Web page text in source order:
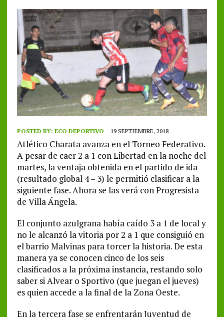
POSTED BY: ECO DEPORTIVO 19 SEPTIEMBRE, 2018
Atlético Charata avanza en el Torneo Federativo.
A pesar de caer 2 a 1 con Libertad en la noche del
martes, la ventaja obtenida en el partido de ida
(resultado global 4 – 3) le permitió clasificar a la
siguiente fase. Ahora se las verá con Progresista
de Villa Ángela.
El conjunto azulgrana había caído 3 a 1 de local y
no le alcanzó la vitoria por 2 a 1 que consiguió en
el barrio Malvinas para torcer la historia. De esta
manera ya se conocen cinco de los seis
clasificados a la próxima instancia, restando solo
saber si Alvear o Sportivo (que juegan el jueves)
es quien accede a la final de la Zona Oeste.
En la tercera fase se enfrentarán Juventud de